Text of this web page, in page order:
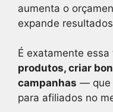
aumenta o
expande
É exatamente
produtos, criar
campanhas — que
para afiliados no